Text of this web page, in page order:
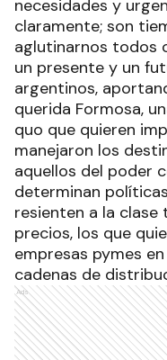
necesidades y
claramente; son
aglutinarnos todos
un presente y un
argentinos,
querida Formosa,
quo que quieren
manejaron los
aquellos del poder
determinan
resienten a la clase
precios, los que
empresas pymes
cadenas de
Ads